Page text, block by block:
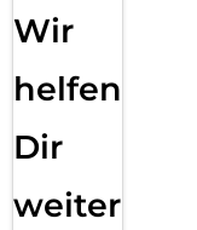
Wir
helfen
Dir
weiter